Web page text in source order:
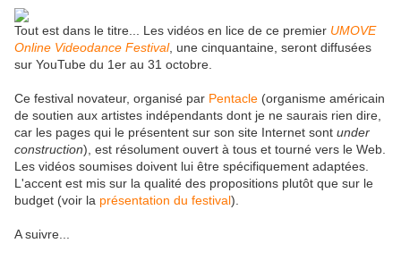
Tout est dans le titre... Les vidéos en lice de ce premier UMOVE
Online Videodance Festival, une cinquantaine, seront diffusées
sur YouTube du 1er au 31 octobre.
Ce festival novateur, organisé par Pentacle (organisme américain
de soutien aux artistes indépendants dont je ne saurais rien dire,
car les pages qui le présentent sur son site Internet sont under
construction), est résolument ouvert à tous et tourné vers le Web.
Les vidéos soumises doivent lui être spécifiquement adaptées.
L'accent est mis sur la qualité des propositions plutôt que sur le
budget (voir la présentation du festival).
A suivre...